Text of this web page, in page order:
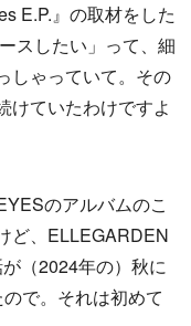
E.P.』の取材をした
スしたい」って、細
しゃっていて。その
けていたわけですよ
のアルバムのこ
ど、ELLEGARDEN
（2024年の）秋に
で。それは初めて